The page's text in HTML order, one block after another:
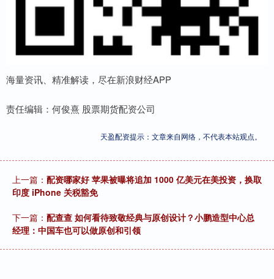
海量资讯、精准解读，尽在新浪财经APP
责任编辑：何俊熹 股票期货配资公司
天盈配资提示：文章来自网络，不代表本站观点。
上一篇： 配资哪家好 苹果被曝将追加 1000 亿美元在美投资，换取
印度 iPhone 关税豁免
下一篇： 配查查 如何看待致敬经典与原创设计？小鹏造型中心总
经理：中国车也可以做原创和引领